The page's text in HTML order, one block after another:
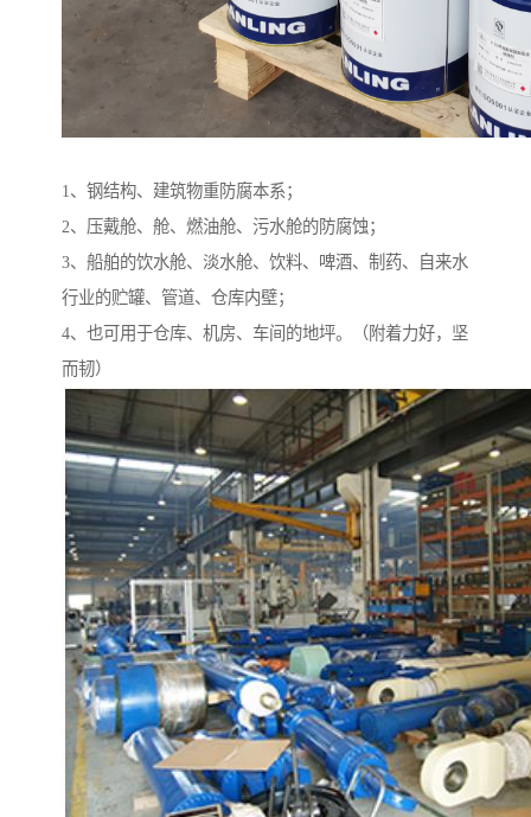
1、钢结构、建筑物重防腐本系；
2、压戴舱、舱、燃油舱、污水舱的防腐蚀；
3、船舶的饮水舱、淡水舱、饮料、啤酒、制药、自来水
行业的贮罐、管道、仓库内壁；
4、也可用于仓库、机房、车间的地坪。（附着力好，坚
而韧）